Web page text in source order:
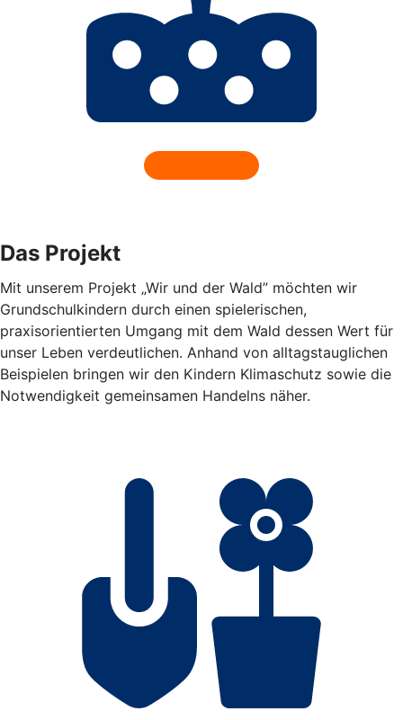
Das Projekt
Mit unserem Projekt „Wir und der Wald” möchten wir
Grundschulkindern durch einen spielerischen,
praxisorientierten Umgang mit dem Wald dessen Wert für
unser Leben verdeutlichen. Anhand von alltagstauglichen
Beispielen bringen wir den Kindern Klimaschutz sowie die
Notwendigkeit gemeinsamen Handelns näher.